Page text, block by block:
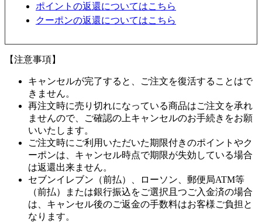
ポイントの返還についてはこちら
クーポンの返還についてはこちら
【注意事項】
キャンセルが完了すると、ご注文を復活することはで
きません。
再注文時に売り切れになっている商品はご注文を承れ
ませんので、ご確認の上キャンセルのお手続きをお願
いいたします。
ご注文時にご利用いただいた期限付きのポイントやク
ーポンは、キャンセル時点で期限が失効している場合
は返還出来ません。
セブンイレブン（前払）、ローソン、郵便局ATM等
（前払）または銀行振込をご選択且つご入金済の場合
は、キャンセル後のご返金の手数料はお客様ご負担と
なります。